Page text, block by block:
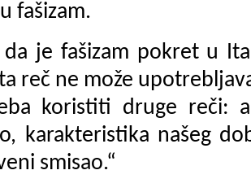
fašizam.
je fašizam pokret u
reč ne može
koristiti druge reči:
karakteristika našeg
smisao.“